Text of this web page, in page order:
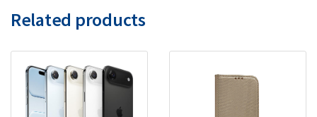
Related products